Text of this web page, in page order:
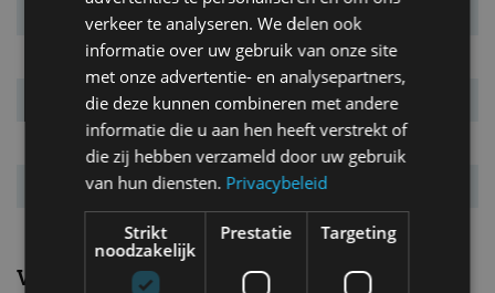
Inh. bag. ruimte. 330 l
Bandenmaat 185/60 R15
Wielbasis 2,470 mm
Max. aanh. gew. 800 kg
Tankinhoud 45 l
Verbruik
verkeer te analyseren. We delen ook
informatie over uw gebruik van onze site
met onze advertentie- en analysepartners,
die deze kunnen combineren met andere
informatie die u aan hen heeft verstrekt of
die zij hebben verzameld door uw gebruik
van hun diensten. Privacybeleid
Strikt
noodzakelijk
Prestatie Targeting